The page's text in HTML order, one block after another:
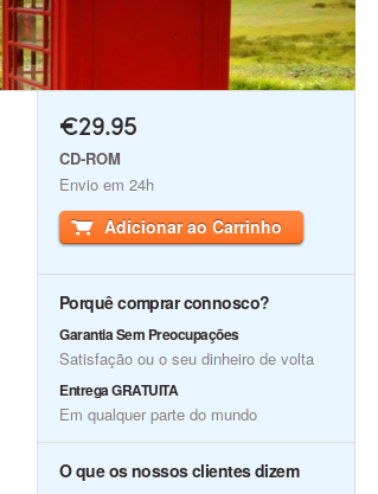
€29.95
CD-ROM
Envio em 24h
Adicionar ao Carrinho
Porquê comprar connosco?
Garantia Sem Preocupações
Satisfação ou o seu dinheiro de volta
Entrega GRATUITA
Em qualquer parte do mundo
O que os nossos clientes dizem